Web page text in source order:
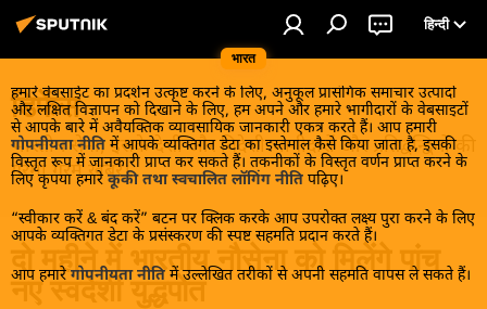
भारत
हिन्दी
हमारे वेबसाईट का प्रदर्शन उत्कृष्ट करने के लिए, अनुकूल प्रासंगिक समाचार उत्पादों
और लक्षित विज्ञापन को दिखाने के लिए, हम अपने और हमारे भागीदारों के वेबसाइटों
से आपके बारे में अवैयक्तिक व्यावसायिक जानकारी एकत्र करते हैं। आप हमारी
गोपनीयता नीति में आपके व्यक्तिगत डेटा का इस्तेमाल कैसे किया जाता है, इसकी
विस्तृत रूप में जानकारी प्राप्त कर सकते हैं। तकनीकों के विस्तृत वर्णन प्राप्त करने के
लिए कृपया हमारे कूकी तथा स्वचालित लॉगिंग नीति पढ़िए।
“स्वीकार करें & बंद करें” बटन पर क्लिक करके आप उपरोक्त लक्ष्य पुरा करने के लिए
आपके व्यक्तिगत डेटा के प्रसंस्करण की स्पष्ट सहमति प्रदान करते हैं।
आप हमारे गोपनीयता नीति में उल्लेखित तरीकों से अपनी सहमति वापस ले सकते हैं।
डिफेंस
भारतीय सेना, इसके देशी और विदेशी भागीदारों और प्रतिद्वन्द्वियों की
गरमा गरम खबरें।
दो महीने में भारतीय नौसेना को मिलेंगे पांच
नए स्वदेशी युद्धपोत